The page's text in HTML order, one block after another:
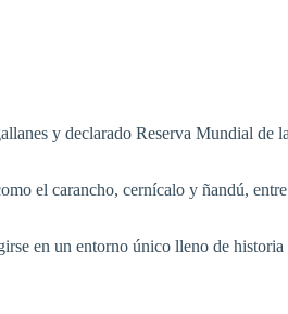
y declarado Reserva Mundial de
el carancho, cernícalo y ñandú,
en un entorno único lleno de